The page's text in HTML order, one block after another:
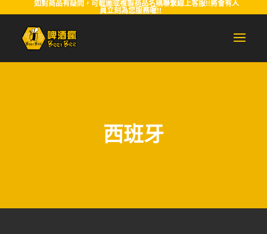
如對商品有疑問，可截圖或複製商品名稱聯繫線上客服!!將會有人
員立刻為您服務喔!!
西班牙